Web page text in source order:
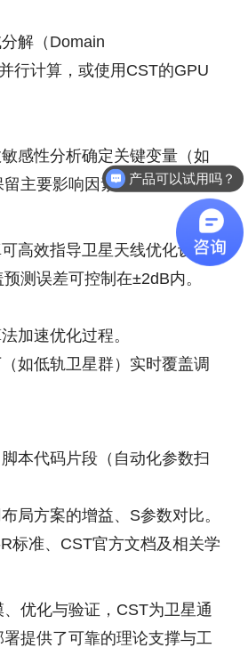
解（Domain
行计算，或使用CST的GPU
感性分析确定关键变量（如
主要影响因素。
高效指导卫星天线优化设
测误差可控制在±2dB内。
加速优化过程。
如低轨卫星群）实时覆盖调
本代码片段（自动化参数扫
局方案的增益、S参数对比。
标准、CST官方文档及相关学
优化与验证，CST为卫星通
提供了可靠的理论支撑与工
产品可以试用吗？
软件有折扣吗？